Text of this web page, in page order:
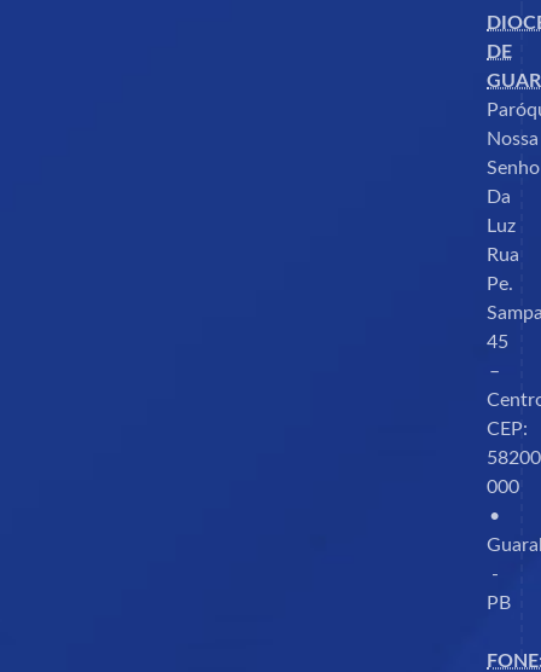
DE
Nossa
Da
Luz
Rua
Pe.
45
–
CEP:
000
•
-
PB